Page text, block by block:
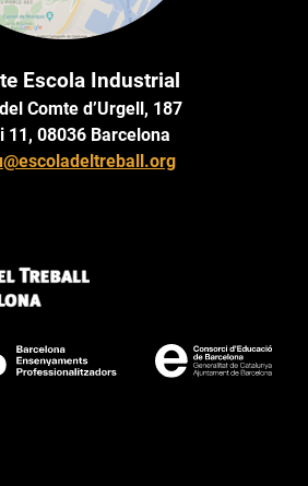
Escola Industrial
Comte d’Urgell, 187
11, 08036 Barcelona